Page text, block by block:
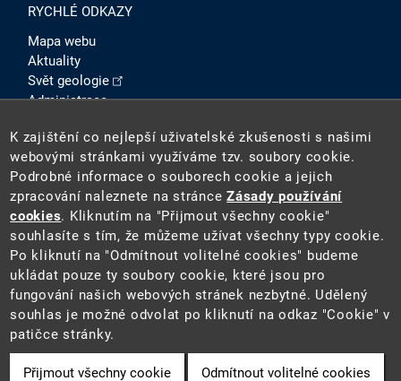
RYCHLÉ ODKAZY
Mapa webu
Aktuality
Svět geologie
Administrace
SOCIÁLNÍ SÍTĚ
2026 ©Česká geologická služba(ČGS). ČGS je státní
příspěvkovou organizací pověřenou výkonem státní
geologické služby na území ČR.
K zajištění co nejlepší uživatelské zkušenosti s našimi
webovými stránkami využíváme tzv. soubory cookie.
Podrobné informace o souborech cookie a jejich
zpracování naleznete na stránceZásady používání
cookies. Kliknutím na "Přijmout všechny cookie"
souhlasíte s tím, že můžeme užívat všechny typy cookie.
Po kliknutí na "Odmítnout volitelné cookies" budeme
ukládat pouze ty soubory cookie, které jsou pro
fungování našich webových stránek nezbytné. Udělený
souhlas je možné odvolat po kliknutí na odkaz "Cookie" v
patičce stránky.
Přijmout všechny cookie Odmítnout volitelné cookies